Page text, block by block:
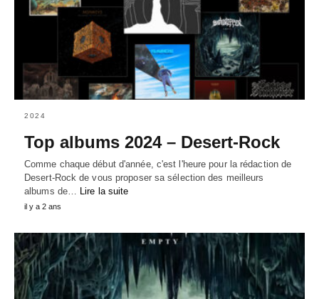
2024
Top albums 2024 – Desert-Rock
Comme chaque début d'année, c'est l'heure pour la rédaction de
Desert-Rock de vous proposer sa sélection des meilleurs
albums de…
Lire la suite
il y a 2 ans